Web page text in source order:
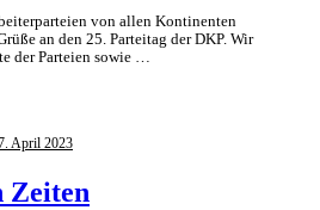
von allen Kontinenten
an den 25. Parteitag der DKP. Wir
der Parteien sowie …
Zeiten
April 2023